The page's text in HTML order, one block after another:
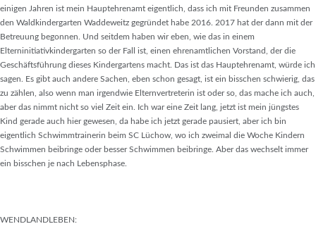
einigen Jahren ist mein Hauptehrenamt eigentlich, dass ich mit Freunden zusammen
den Waldkindergarten Waddeweitz gegründet habe 2016. 2017 hat der dann mit der
Betreuung begonnen. Und seitdem haben wir eben, wie das in einem
Elterninitiativkindergarten so der Fall ist, einen ehrenamtlichen Vorstand, der die
Geschäftsführung dieses Kindergartens macht. Das ist das Hauptehrenamt, würde ich
sagen. Es gibt auch andere Sachen, eben schon gesagt, ist ein bisschen schwierig, das
zu zählen, also wenn man irgendwie Elternvertreterin ist oder so, das mache ich auch,
aber das nimmt nicht so viel Zeit ein. Ich war eine Zeit lang, jetzt ist mein jüngstes
Kind gerade auch hier gewesen, da habe ich jetzt gerade pausiert, aber ich bin
eigentlich Schwimmtrainerin beim SC Lüchow, wo ich zweimal die Woche Kindern
Schwimmen beibringe oder besser Schwimmen beibringe. Aber das wechselt immer
ein bisschen je nach Lebensphase.
WENDLANDLEBEN: